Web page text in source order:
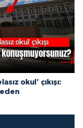
okul' çıkışı: